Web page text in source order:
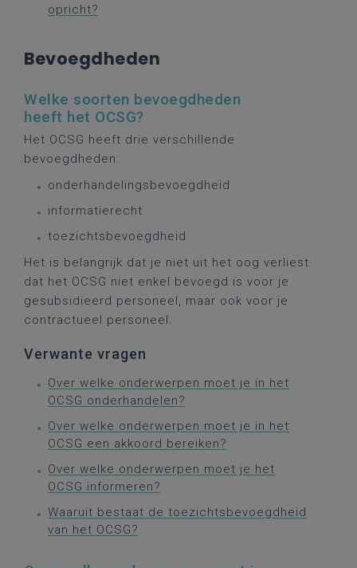
opricht?
Bevoegdheden
Welke soorten bevoegdheden
heeft het OCSG?
Het OCSG heeft drie verschillende
bevoegdheden:
onderhandelingsbevoegdheid
informatierecht
toezichtsbevoegdheid
Het is belangrijk dat je niet uit het oog verliest
dat het OCSG niet enkel bevoegd is voor je
gesubsidieerd personeel, maar ook voor je
contractueel personeel.
Verwante vragen
Over welke onderwerpen moet je in het
OCSG onderhandelen?
Over welke onderwerpen moet je in het
OCSG een akkoord bereiken?
Over welke onderwerpen moet je het
OCSG informeren?
Waaruit bestaat de toezichtsbevoegdheid
van het OCSG?